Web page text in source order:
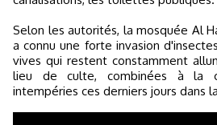
Selon les autorités, la mosquée Al
a connu une forte invasion
vives qui restent constamment
lieu de culte, combinées à la
intempéries ces derniers jours dans